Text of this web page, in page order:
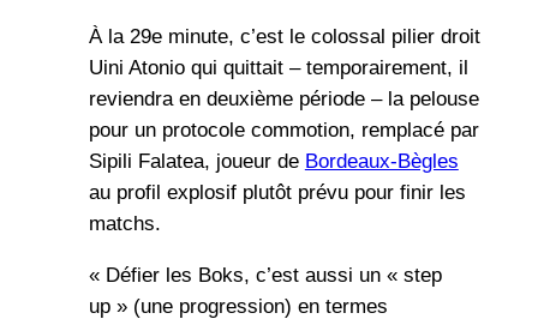
À la 29e minute, c’est le colossal pilier droit
Uini Atonio qui quittait – temporairement, il
reviendra en deuxième période – la pelouse
pour un protocole commotion, remplacé par
Sipili Falatea, joueur de Bordeaux-Bègles
au profil explosif plutôt prévu pour finir les
matchs.
« Défier les Boks, c’est aussi un « step
up » (une progression) en termes